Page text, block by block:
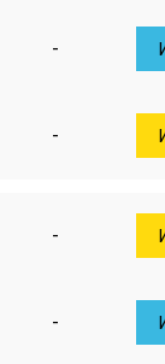
-
-
-
-